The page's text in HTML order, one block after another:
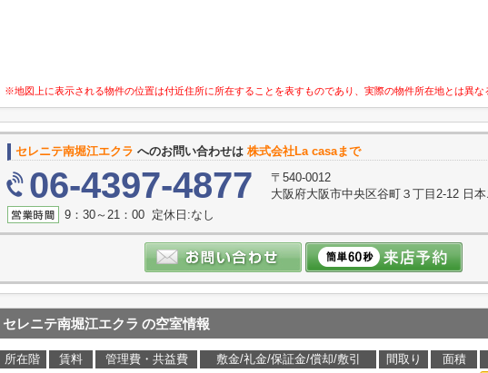
※地図上に表示される物件の位置は付近住所に所在することを表すものであり、実際の物件所在地とは異な
セレニテ南堀江エクラ へのお問い合わせは 株式会社La casaまで
06-4397-4877
〒540-0012
大阪府大阪市中央区谷町３丁目2-12 日
9：30～21：00 定休日:なし
セレニテ南堀江エクラ の空室情報
所在階 賃料 管理費・共益費 敷金/礼金/保証金/償却/敷引 間取り 面積